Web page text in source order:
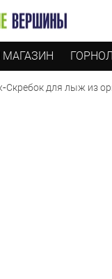
-Скребок для лыж из